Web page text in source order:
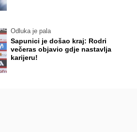
Odluka je pala
Sapunici je došao kraj: Rodri
večeras objavio gdje nastavlja
karijeru!